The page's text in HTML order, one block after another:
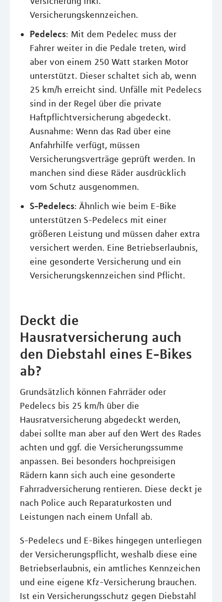
Versicherungskennzeichen.
Pedelecs: Mit dem Pedelec muss der
Fahrer weiter in die Pedale treten, wird
aber von einem 250 Watt starken Motor
unterstützt. Dieser schaltet sich ab, wenn
25 km/h erreicht sind. Unfälle mit Pedelecs
sind in der Regel über die private
Haftpflichtversicherung abgedeckt.
Ausnahme: Wenn das Rad über eine
Anfahrhilfe verfügt, müssen
Versicherungsverträge geprüft werden. In
manchen sind diese Räder ausdrücklich
vom Schutz ausgenommen.
S-Pedelecs: Ähnlich wie beim E-Bike
unterstützen S-Pedelecs mit einer
größeren Leistung und müssen daher extra
versichert werden. Eine Betriebserlaubnis,
eine gesonderte Versicherung und ein
Versicherungskennzeichen sind Pflicht.
Deckt die
Hausratversicherung auch
den Diebstahl eines E-Bikes
ab?
Grundsätzlich können Fahrräder oder
Pedelecs bis 25 km/h über die
Hausratversicherung abgedeckt werden,
dabei sollte man aber auf den Wert des Rades
achten und ggf. die Versicherungssumme
anpassen. Bei besonders hochpreisigen
Rädern kann sich auch eine gesonderte
Fahrradversicherung rentieren. Diese deckt je
nach Police auch Reparaturkosten und
Leistungen nach einem Unfall ab.
S-Pedelecs und E-Bikes hingegen unterliegen
der Versicherungspflicht, weshalb diese eine
Betriebserlaubnis, ein amtliches Kennzeichen
und eine eigene Kfz-Versicherung brauchen.
Ist ein Versicherungsschutz gegen Diebstahl